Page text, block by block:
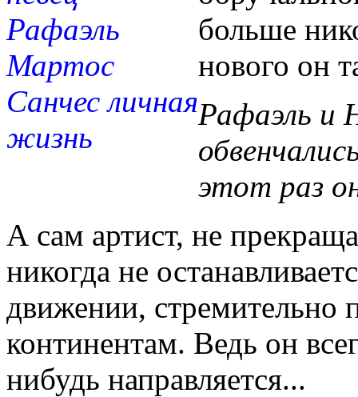
больше
нового он
Рафаэль и
этот раз
А сам артист, не
никогда не
движении, стремительно
континентам. Ведь он
нибудь направляется...